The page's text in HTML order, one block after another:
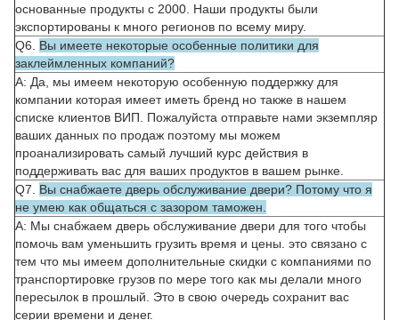
основанные продукты с 2000. Наши продукты были
экспортированы к много регионов по всему миру.
Q6. Вы имеете некоторые особенные политики для
заклеймленных компаний?
А: Да, мы имеем некоторую особенную поддержку для
компании которая имеет иметь бренд но также в нашем
списке клиентов ВИП. Пожалуйста отправьте нами экземпляр
ваших данных по продаж поэтому мы можем
проанализировать самый лучший курс действия в
поддерживать вас для ваших продуктов в вашем рынке.
Q7. Вы снабжаете дверь обслуживание двери? Потому что я
не умею как общаться с зазором таможен.
А: Мы снабжаем дверь обслуживание двери для того чтобы
помочь вам уменьшить грузить время и цены. это связано с
тем что мы имеем дополнительные скидки с компаниями по
транспортировке грузов по мере того как мы делали много
пересылок в прошлый. Это в свою очередь сохранит вас
серии времени и денег.